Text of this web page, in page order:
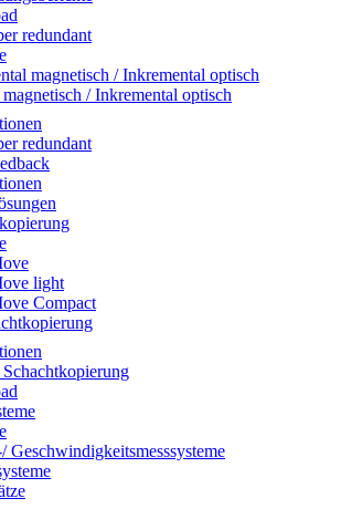
redundant
magnetisch / Inkremental optisch
/ Inkremental optisch
redundant
light
Compact
Geschwindigkeitsmesssysteme